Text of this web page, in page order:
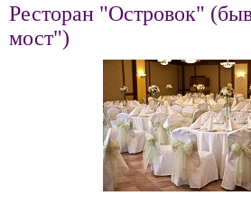
Ресторан "Островок"
мост")